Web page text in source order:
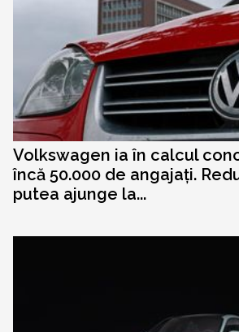
Volkswagen ia în calcul
încă 50.000 de angajați.
putea ajunge la...